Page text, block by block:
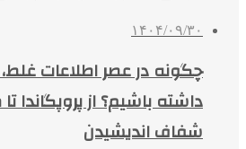
۱۴۰۴/۰۹/۳۰
چگونه در عصر اطلاعات
داشته باشیم؟ از پروپگاندا
شفاف اندیشیدن